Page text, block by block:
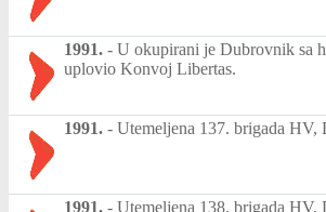
1991. - U okupirani je Dubrovnik sa
uplovio Konvoj Libertas.
1991. - Utemeljena 137. brigada HV,
1991. - Utemeljena 138. brigada HV,